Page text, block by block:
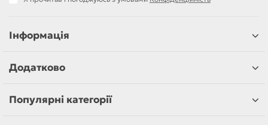
Інформація
Додатково
Популярні категорії